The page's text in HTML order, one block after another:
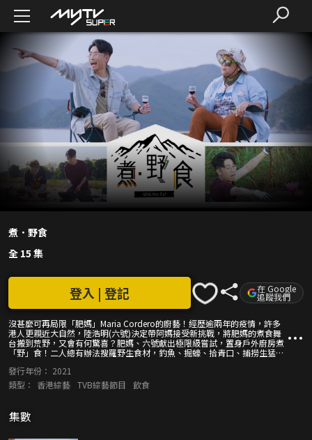
煮．野食
全 15 集
沒甚麼可再局限「肥媽」Maria Cordero的廚藝！經歷逾兩年的疫情，許多
港人更親近大自然，陸浩明(六號)決定帶阿媽接受新挑戰，將肥媽的煮食舞
台搬到荒野，又會有何驚喜？肥媽、六號獻出極限級嘗試，置身戶外廚房煮
「野」食！二人總有辦法搜羅野生食材，釣魚、掘蠔、拾青口、捕撈生猛河
食。身在隱世小島和美麗後花園，一樣能夠煮出阿媽的味道！
登入 | 登記 在 Google
追蹤我們
發行年份： 2021
類型：
香港綜藝 TVB綜藝節目 飲食
集數